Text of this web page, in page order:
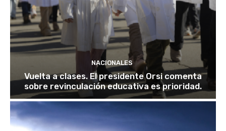
NACIONALES
Vuelta a clases. El presidente Orsi comenta
sobre revinculación educativa es prioridad.